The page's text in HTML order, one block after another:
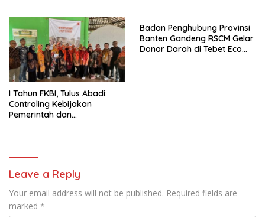
I Tahun FKBI, Tulus Abadi:
Controling Kebijakan
Pemerintah dan
Badan Penghubung Provinsi
Banten Gandeng RSCM Gelar
Donor Darah di Tebet Eco
Leave a Reply
Your email address will not be published. Required fields are
marked *